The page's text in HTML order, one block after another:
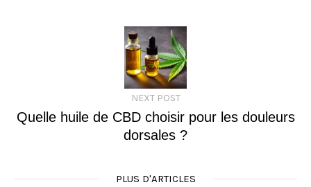
NEXT POST
Quelle huile de CBD choisir pour les douleurs
dorsales ?
PLUS D'ARTICLES